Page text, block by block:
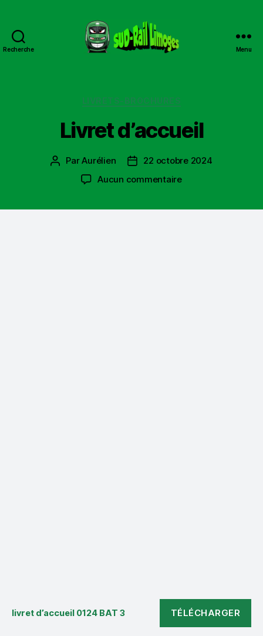
Recherche Menu
Catégories
LIVRETS-BROCHURES
Livret d’accueil
Auteur
l’article
ParAurélien
Date22 octobre 2024
Aucun commentairesur
livret d’accueil 0124 BAT 3 TÉLÉCHARGER